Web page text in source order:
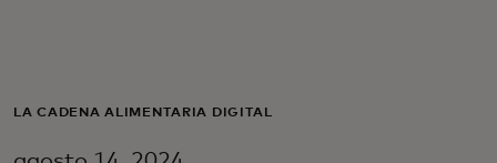
Para empresas
LA CADENA ALIMENTARIA DIGITAL